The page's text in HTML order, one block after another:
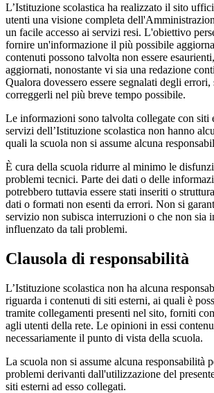
L’Istituzione scolastica ha realizzato il sito
utenti una visione completa
un facile accesso ai servizi resi. L'obiettivo
fornire un'informazione il più possibile
contenuti possono talvolta non essere
aggiornati, nonostante vi sia una redazione
Qualora dovessero essere segnalati degli errori,
correggerli nel più breve tempo possibile.
Le informazioni sono talvolta collegate con siti
servizi dell’Istituzione scolastica non hanno
quali la scuola non si assume alcuna
È cura della scuola ridurre al minimo le
problemi tecnici. Parte dei dati o delle
potrebbero tuttavia essere stati inseriti o
dati o formati non esenti da errori. Non si
servizio non subisca interruzioni o che non sia
influenzato da tali problemi.
Clausola di responsabilità
L’Istituzione scolastica non ha alcuna
riguarda i contenuti di siti esterni, ai quali è
tramite collegamenti presenti nel sito, forniti
agli utenti della rete. Le opinioni in essi
necessariamente il punto di vista della scuola.
La scuola non si assume alcuna responsabilità
problemi derivanti dall'utilizzazione del
siti esterni ad esso collegati.